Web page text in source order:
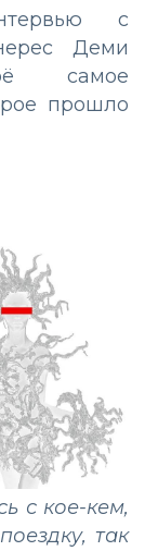
с
Деми
самое
прошло
с кое-кем,
так